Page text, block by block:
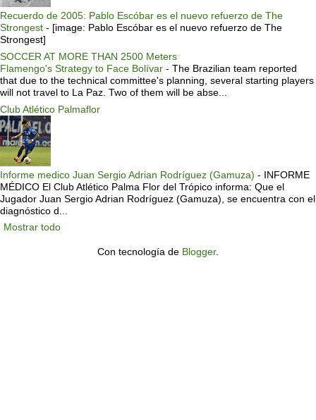
Recuerdo de 2005: Pablo Escóbar es el nuevo refuerzo de The
Strongest - [image: Pablo Escóbar es el nuevo refuerzo de The
Strongest]
SOCCER AT MORE THAN 2500 Meters
Flamengo's Strategy to Face Bolívar - The Brazilian team reported
that due to the technical committee's planning, several starting players
will not travel to La Paz. Two of them will be abse...
Club Atlético Palmaflor
Informe medico Juan Sergio Adrian Rodríguez (Gamuza) - INFORME
MÉDICO El Club Atlético Palma Flor del Trópico informa: Que el
Jugador Juan Sergio Adrian Rodríguez (Gamuza), se encuentra con el
diagnóstico d...
Mostrar todo
Con tecnología de Blogger.